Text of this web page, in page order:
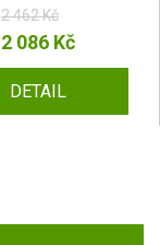
2 462 Kč
2 086 Kč
DETAIL